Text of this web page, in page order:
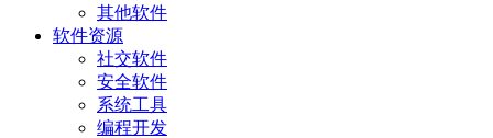
其他软件
软件资源
社交软件
安全软件
系统工具
编程开发